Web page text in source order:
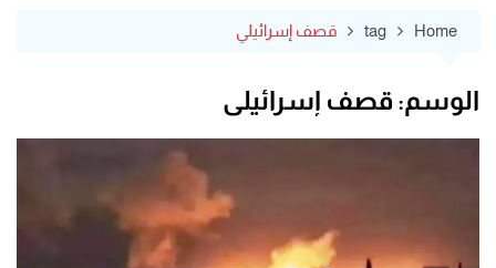
Home
tag قصف إسرائيلي
الوسم: قصف إسرائيلي